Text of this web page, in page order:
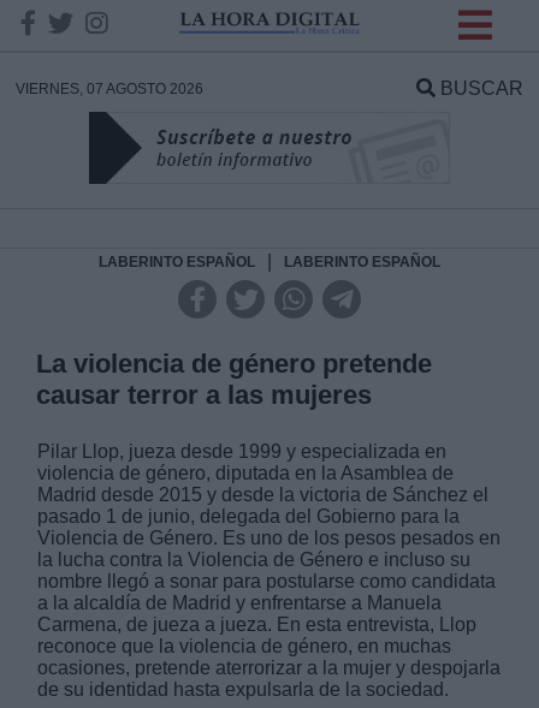
VIERNES, 07 AGOSTO 2026 BUSCAR
LABERINTO ESPAÑOL LABERINTO ESPAÑOL
La violencia de género pretende
causar terror a las mujeres
Pilar Llop, jueza desde 1999 y especializada en
violencia de género, diputada en la Asamblea de
Madrid desde 2015 y desde la victoria de Sánchez el
pasado 1 de junio, delegada del Gobierno para la
Violencia de Género. Es uno de los pesos pesados en
la lucha contra la Violencia de Género e incluso su
nombre llegó a sonar para postularse como candidata
a la alcaldía de Madrid y enfrentarse a Manuela
Carmena, de jueza a jueza. En esta entrevista, Llop
reconoce que la violencia de género, en muchas
ocasiones, pretende aterrorizar a la mujer y despojarla
de su identidad hasta expulsarla de la sociedad.
DATOS
Responsable:
Destinatarios:
Derechos: